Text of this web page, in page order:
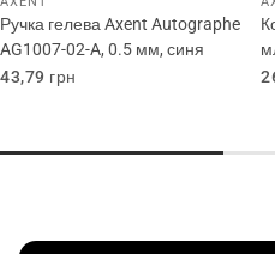
Ручка гелева Axent Autographe
AG1007-02-A, 0.5 мм, синя
Звичайна
43,79 грн